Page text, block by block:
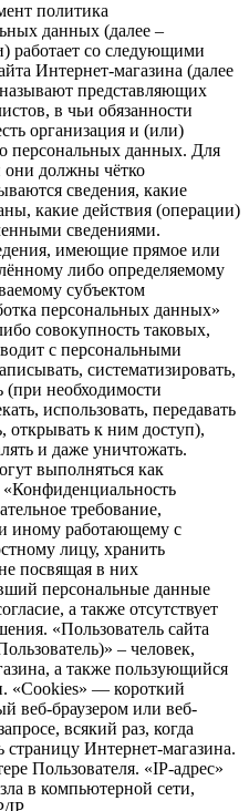
политика
данных (далее –
работает со следующими
Интернет-магазина (далее
представляющих
в чьи обязанности
организация и (или)
персональных данных. Для
они должны чётко
сведения, какие
какие действия (операции)
сведениями.
имеющие прямое или
либо определяемому
субъектом
персональных данных»
совокупность таковых,
с персональными
систематизировать,
(при необходимости
использовать, передавать
открывать к ним доступ),
и даже уничтожать.
выполняться как
требование,
иному работающему с
лицу, хранить
посвящая в них
персональные данные
а также отсутствует
«Пользователь сайта
– человек,
а также пользующийся
«Cookies» — короткий
веб-браузером или веб-
всякий раз, когда
страницу Интернет-магазина.
Пользователя. «IP-адрес»
в компьютерной сети,